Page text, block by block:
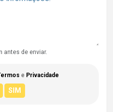
antes de enviar.
e Privacidade